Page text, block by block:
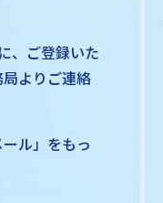
、ご登録いた
よりご連絡
ル」をもっ